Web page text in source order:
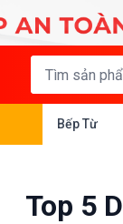
Bếp Từ
Top 5